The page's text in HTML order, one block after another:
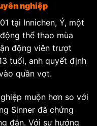
nghiệp
tại Innichen, Ý, một
thể thao mùa
động viên trượt
tuổi, anh quyết định
quần vợt.
muộn hơn so với
Sinner đã chứng
đắn. Với sự hướng